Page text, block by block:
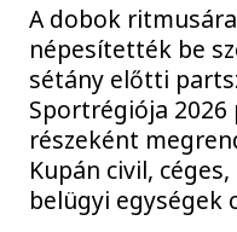
A dobok
népesítették be
sétány előtti
Sportrégiója
részeként
Kupán civil,
belügyi egységek